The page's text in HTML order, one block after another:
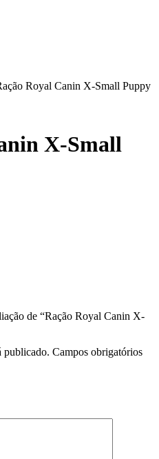
Royal Canin X-Small Puppy
X-Small
de “Ração Royal Canin X-
publicado. Campos obrigatórios